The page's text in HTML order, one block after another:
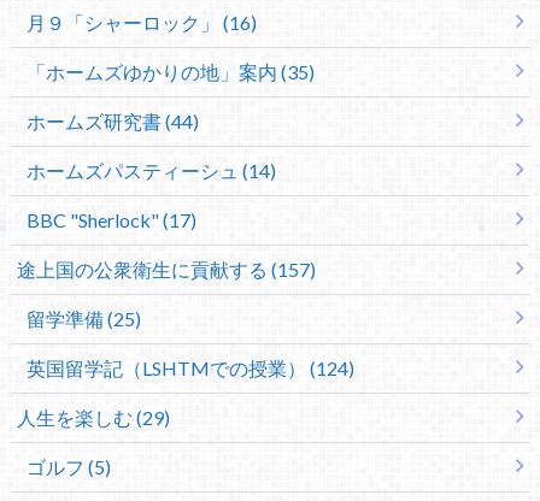
月９「シャーロック」 (16)
「ホームズゆかりの地」案内 (35)
ホームズ研究書 (44)
ホームズパスティーシュ (14)
BBC "Sherlock" (17)
途上国の公衆衛生に貢献する (157)
留学準備 (25)
英国留学記（LSHTMでの授業） (124)
人生を楽しむ (29)
ゴルフ (5)